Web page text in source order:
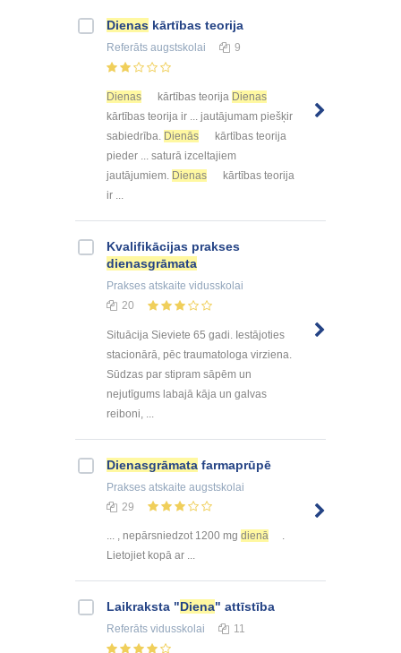
Dienas kārtības teorija
Referāts augstskolai 9
Dienas kārtības teorija Dienas
kārtības teorija ir ... jautājumam piešķir
sabiedrība. Dienās
kārtības teorija
pieder ... saturā izceltajiem
jautājumiem. Dienas
kārtības teorija
ir ...
Kvalifikācijas prakses
dienasgrāmata
Prakses atskaite vidusskolai
20
Situācija Sieviete 65 gadi. Iestājoties
stacionārā, pēc traumatologa virziena.
Sūdzas par stipram sāpēm un
nejutīgums labajā kāja un galvas
reiboni, ...
Dienasgrāmata farmaprūpē
Prakses atskaite augstskolai
29
... , nepārsniedzot 1200 mg dienā
.
Lietojiet kopā ar ...
Laikraksta "Diena" attīstība
Referāts vidusskolai 11